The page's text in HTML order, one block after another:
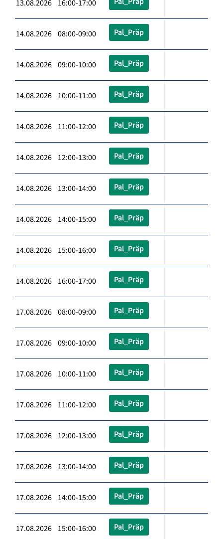
13.08.2026 16:00-17:00
14.08.2026 08:00-09:00 Pal_Präp
14.08.2026 09:00-10:00 Pal_Präp
14.08.2026 10:00-11:00 Pal_Präp
14.08.2026 11:00-12:00 Pal_Präp
14.08.2026 12:00-13:00 Pal_Präp
14.08.2026 13:00-14:00 Pal_Präp
14.08.2026 14:00-15:00 Pal_Präp
14.08.2026 15:00-16:00 Pal_Präp
14.08.2026 16:00-17:00 Pal_Präp
17.08.2026 08:00-09:00 Pal_Präp
17.08.2026 09:00-10:00 Pal_Präp
17.08.2026 10:00-11:00 Pal_Präp
17.08.2026 11:00-12:00 Pal_Präp
17.08.2026 12:00-13:00 Pal_Präp
17.08.2026 13:00-14:00 Pal_Präp
17.08.2026 14:00-15:00 Pal_Präp
17.08.2026 15:00-16:00 Pal_Präp